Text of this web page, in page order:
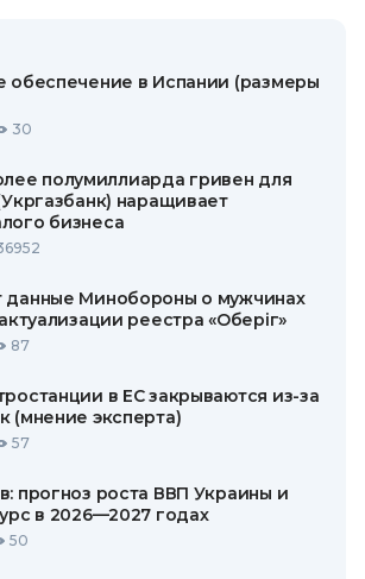
обеспечение в Испании (размеры
30
полумиллиарда гривен для
наращивает
бизнеса
данные Минобороны о мужчинах
реестра «Оберіг»
87
в ЕС закрываются из-за
(мнение эксперта)
57
прогноз роста ВВП Украины и
в 2026—2027 годах
50